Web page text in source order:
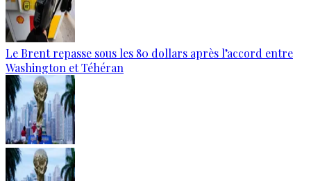
Le Brent repasse sous les 80 dollars après l’accord entre
Washington et Téhéran